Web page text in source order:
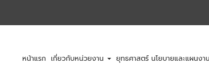
หน้าแรก เกี่ยวกับหน่วยงาน ยุทธศาสตร์ นโยบายและแผนงาน